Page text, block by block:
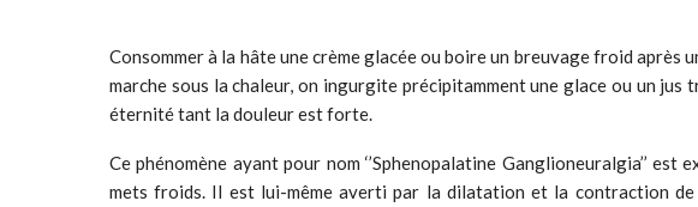
Consommer à la hâte une crème glacée ou boire un breuvage froid
marche sous la chaleur, on ingurgite précipitamment une glace ou un
éternité tant la douleur est forte.
Ce phénomène ayant pour nom ‘’Sphenopalatine Ganglioneuralgia’’
mets froids. Il est lui-même averti par la dilatation et la contraction